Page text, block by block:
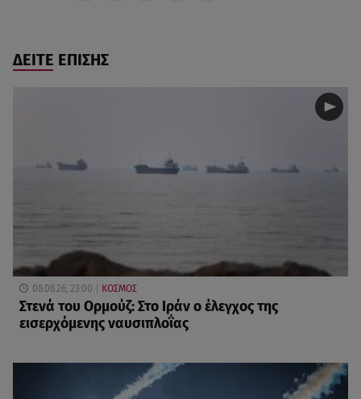
ΔΕΙΤΕ ΕΠΙΣΗΣ
08.08.26, 23:00 ΚΟΣΜΟΣ
Στενά του Ορμούζ: Στο Ιράν ο έλεγχος της
εισερχόμενης ναυσιπλοΐας